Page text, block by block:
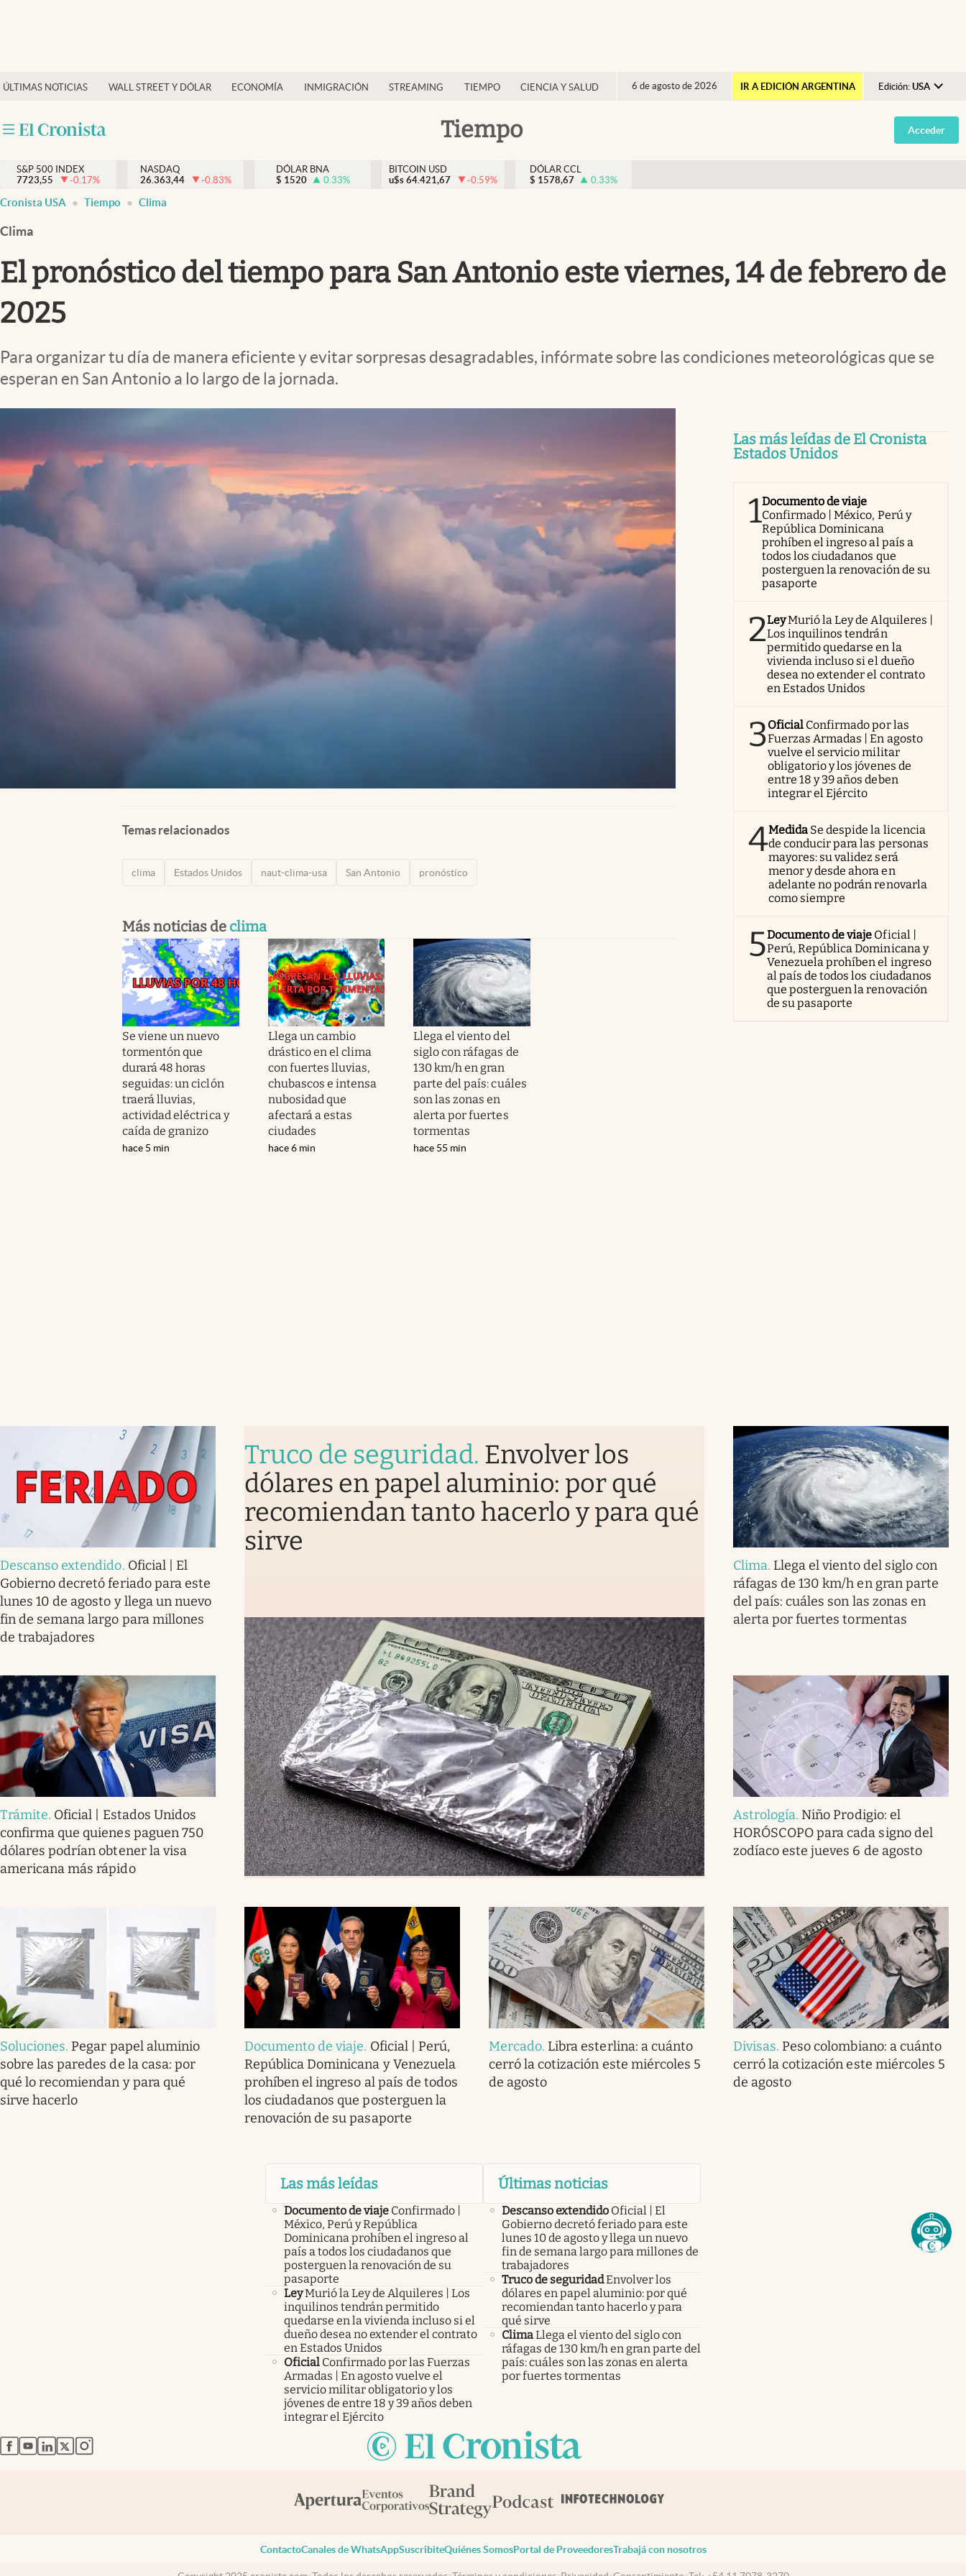
ÚLTIMAS NOTICIAS WALL STREET Y DÓLAR ECONOMÍA INMIGRACIÓN STREAMING TIEMPO CIENCIA Y SALUD 6 de agosto de 2026 IR A EDICIÓN ARGENTINA Edición: USA
Argentina
España
Tiempo
Finanzas y economía
Inmigración
Trending
Streaming
PC y mobile
Acceder
S&P 500 INDEX
7723,55
-0.17%
NASDAQ
26.363,44
-0.83%
DÓLAR BNA
$ 1520 0.33%
BITCOIN USD
u$s 64.421,67 -0.59%
DÓLAR CCL
$ 1578,67 0.33%
Cronista USA Tiempo Clima
Clima
El pronóstico del tiempo para San Antonio este viernes, 14 de febrero de
2025
Para organizar tu día de manera eficiente y evitar sorpresas desagradables, infórmate sobre las condiciones meteorológicas que se
esperan en San Antonio a lo largo de la jornada.
Temas relacionados
clima Estados Unidos naut-clima-usa San Antonio pronóstico
Más noticias de clima
Se viene un nuevo
tormentón que
durará 48 horas
seguidas: un ciclón
traerá lluvias,
actividad eléctrica y
caída de granizo
hace 5 min
Llega un cambio
drástico en el clima
con fuertes lluvias,
chubascos e intensa
nubosidad que
afectará a estas
ciudades
hace 6 min
Llega el viento del
siglo con ráfagas de
130 km/h en gran
parte del país: cuáles
son las zonas en
alerta por fuertes
tormentas
hace 55 min
Las más leídas de El Cronista
Estados Unidos
1Documento de viaje
Confirmado | México, Perú y
República Dominicana
prohíben el ingreso al país a
todos los ciudadanos que
posterguen la renovación de su
pasaporte
2LeyMurió la Ley de Alquileres |
Los inquilinos tendrán
permitido quedarse en la
vivienda incluso si el dueño
desea no extender el contrato
en Estados Unidos
3Oficial Confirmado por las
Fuerzas Armadas | En agosto
vuelve el servicio militar
obligatorio y los jóvenes de
entre 18 y 39 años deben
integrar el Ejército
4Medida Se despide la licencia
de conducir para las personas
mayores: su validez será
menor y desde ahora en
adelante no podrán renovarla
como siempre
5Documento de viaje Oficial |
Perú, República Dominicana y
Venezuela prohíben el ingreso
al país de todos los ciudadanos
que posterguen la renovación
de su pasaporte
Descanso extendido. Oficial | El
Gobierno decretó feriado para este
lunes 10 de agosto y llega un nuevo
fin de semana largo para millones
de trabajadores
Truco de seguridad. Envolver los
dólares en papel aluminio: por qué
recomiendan tanto hacerlo y para qué
sirve
Clima. Llega el viento del siglo con
ráfagas de 130 km/h en gran parte
del país: cuáles son las zonas en
alerta por fuertes tormentas
Trámite. Oficial | Estados Unidos
confirma que quienes paguen 750
dólares podrían obtener la visa
americana más rápido
Astrología. Niño Prodigio: el
HORÓSCOPO para cada signo del
zodíaco este jueves 6 de agosto
Soluciones. Pegar papel aluminio
sobre las paredes de la casa: por
qué lo recomiendan y para qué
sirve hacerlo
Documento de viaje. Oficial | Perú,
República Dominicana y Venezuela
prohíben el ingreso al país de todos
los ciudadanos que posterguen la
renovación de su pasaporte
Mercado. Libra esterlina: a cuánto
cerró la cotización este miércoles 5
de agosto
Divisas. Peso colombiano: a cuánto
cerró la cotización este miércoles 5
de agosto
Las más leídas
Documento de viaje Confirmado |
México, Perú y República
Dominicana prohíben el ingreso al
país a todos los ciudadanos que
posterguen la renovación de su
pasaporte
LeyMurió la Ley de Alquileres | Los
inquilinos tendrán permitido
quedarse en la vivienda incluso si el
dueño desea no extender el contrato
en Estados Unidos
Oficial Confirmado por las Fuerzas
Armadas | En agosto vuelve el
servicio militar obligatorio y los
jóvenes de entre 18 y 39 años deben
integrar el Ejército
Últimas noticias
Descanso extendido Oficial | El
Gobierno decretó feriado para este
lunes 10 de agosto y llega un nuevo
fin de semana largo para millones de
trabajadores
Truco de seguridadEnvolver los
dólares en papel aluminio: por qué
recomiendan tanto hacerlo y para
qué sirve
ClimaLlega el viento del siglo con
ráfagas de 130 km/h en gran parte del
país: cuáles son las zonas en alerta
por fuertes tormentas
abre en nueva pestaña
abre en nueva pestaña
abre en nueva pestaña
abre en nueva pestaña
abre en nueva pestaña
ContactoCanales de WhatsAppSuscribiteQuiénes SomosPortal de ProveedoresTrabajá con nosotros